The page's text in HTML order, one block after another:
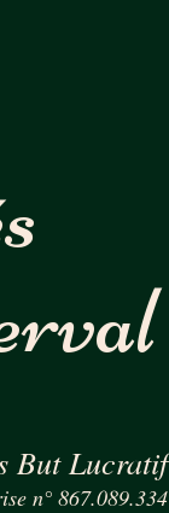
But Lucratif
n° 867.089.334